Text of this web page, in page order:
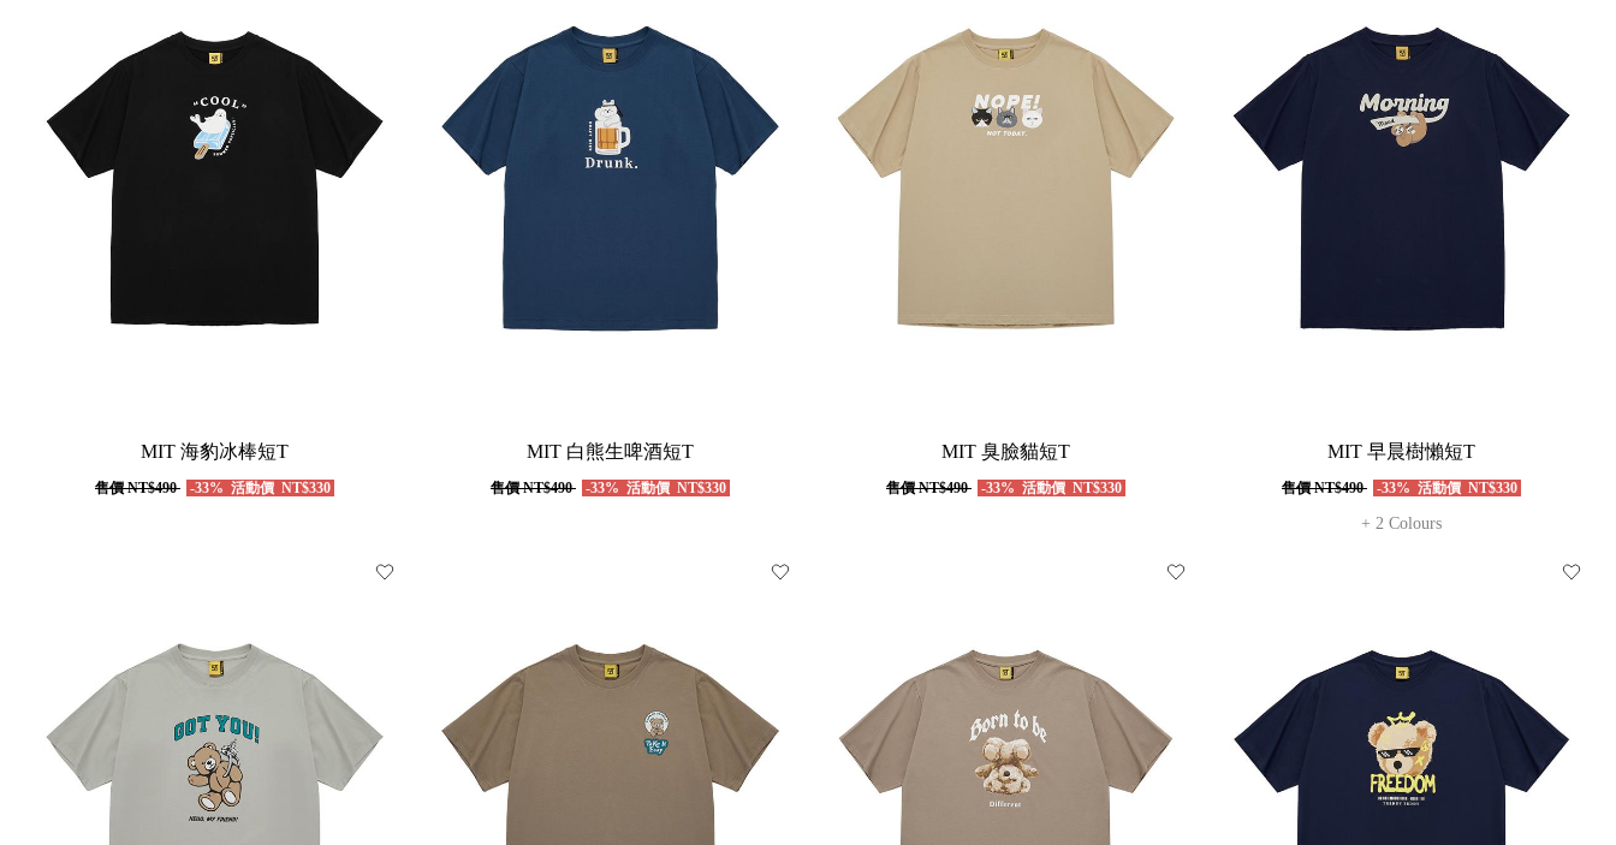
MIT 海豹冰棒短T
售價NT$490 -33% 活動價 NT$330
MIT 白熊生啤酒短T
售價NT$490 -33% 活動價 NT$330
MIT 臭臉貓短T
售價NT$490 -33% 活動價 NT$330
MIT 早晨樹懶短T
售價NT$490 -33% 活動價 NT$330
+ 2 Colours